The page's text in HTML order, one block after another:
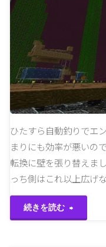
ひたすら自動釣りでエ
まりにも効率が悪いの
転換に壁を張り替えま
っち側はこれ以上広げ
続きを読む